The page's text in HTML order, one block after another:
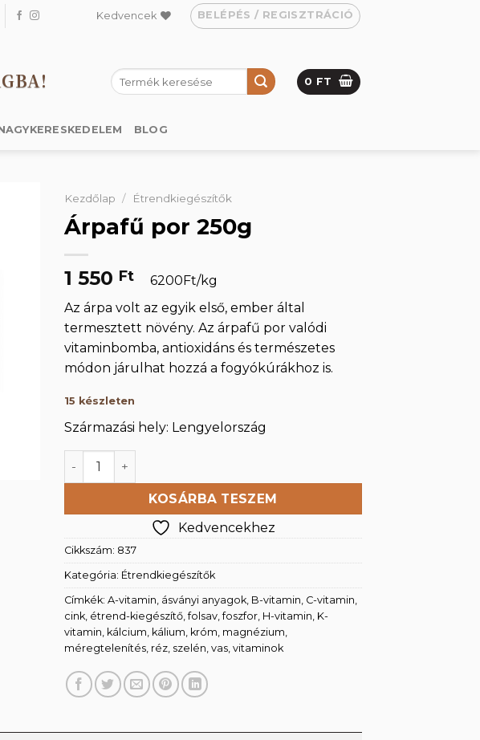
Kedvencek BELÉPÉS / REGISZTRÁCIÓ
Keresés
a
0 FT
BLOG
Kezdőlap / Étrendkiegészítők
Árpafű por 250g
1 550 Ft
6200Ft/kg
Az árpa volt az egyik első, ember által
termesztett növény. Az árpafű por valódi
vitaminbomba, antioxidáns és természetes
módon járulhat hozzá a fogyókúrákhoz is.
15 készleten
Származási hely: Lengyelország
Árpafű por 250g mennyiség
KOSÁRBA TESZEM
Kedvencekhez
Cikkszám: 837
Kategória: Étrendkiegészítők
Címkék:A-vitamin, ásványi anyagok, B-vitamin, C-vitamin,
cink, étrend-kiegészítő,folsav,foszfor, H-vitamin, K-
vitamin, kálcium, kálium, króm, magnézium,
méregtelenítés, réz, szelén,vas,vitaminok